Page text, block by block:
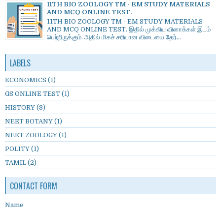
11TH BIO ZOOLOGY TM - EM STUDY MATERIALS
AND MCQ ONLINE TEST.
11TH BIO ZOOLOGY TM - EM STUDY MATERIALS
AND MCQ ONLINE TEST. இதில் முக்கிய வினாக்கள் இடம்
பெற்றிருக்கும். அதில் மிகச் சரியான விடையை தேர்...
LABELS
ECONOMICS (1)
GS ONLINE TEST (1)
HISTORY (8)
NEET BOTANY (1)
NEET ZOOLOGY (1)
POLITY (1)
TAMIL (2)
CONTACT FORM
Name